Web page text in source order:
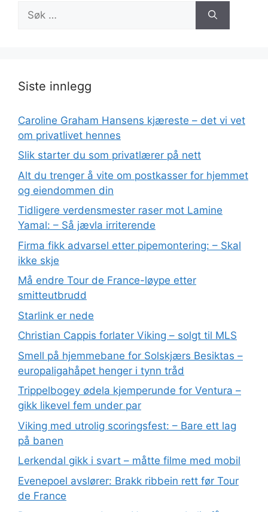
etter:
Siste innlegg
Caroline Graham Hansens kjæreste – det vi vet
om privatlivet hennes
Slik starter du som privatlærer på nett
Alt du trenger å vite om postkasser for hjemmet
og eiendommen din
Tidligere verdensmester raser mot Lamine
Yamal: – Så jævla irriterende
Firma fikk advarsel etter pipemontering: – Skal
ikke skje
Må endre Tour de France-løype etter
smitteutbrudd
Starlink er nede
Christian Cappis forlater Viking – solgt til MLS
Smell på hjemmebane for Solskjærs Besiktas –
europaligahåpet henger i tynn tråd
Trippelbogey ødela kjemperunde for Ventura –
gikk likevel fem under par
Viking med utrolig scoringsfest: – Bare ett lag
på banen
Lerkendal gikk i svart – måtte filme med mobil
Evenepoel avslører: Brakk ribbein rett før Tour
de France